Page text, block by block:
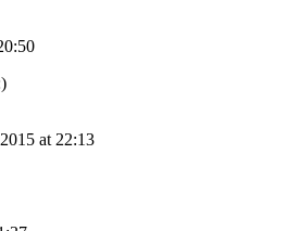
at 22:13